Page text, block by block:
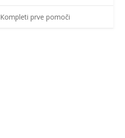
Kompleti prve pomoči